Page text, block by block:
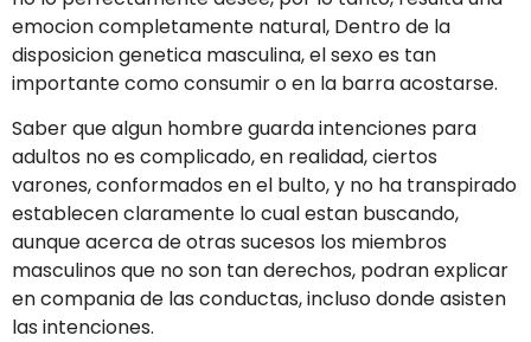
emocion completamente natural, Dentro de la
disposicion genetica masculina, el sexo es tan
importante como consumir o en la barra acostarse.
Saber que algun hombre guarda intenciones para
adultos no es complicado, en realidad, ciertos
varones, conformados en el bulto, y no ha transpirado
establecen claramente lo cual estan buscando,
aunque acerca de otras sucesos los miembros
masculinos que no son tan derechos, podran explicar
en compania de las conductas, incluso donde asisten
las intenciones.